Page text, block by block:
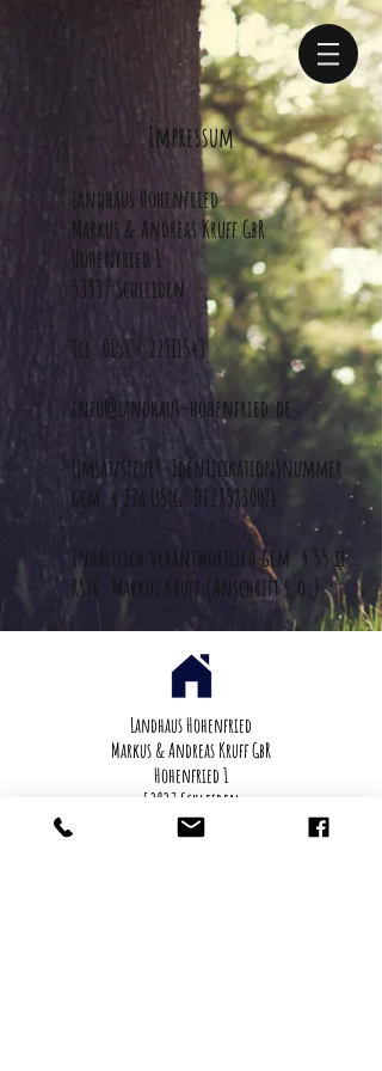
Impressum
Landhaus Hohenfried
Markus & Andreas Kruff GbR
Hohenfried 1
53937 Schleiden
Tel: 0151 / 22111543
info@landhaus-hohenfried.de
Umsatzsteuer-Identifikationsnummer
gem. § 27a UStG: DE285830074
Inhaltlich verantwortlich gem. § 55 ii
RStV: Markus Kruff (Anschrift s.o.)
Landhaus Hohenfried
Markus & Andreas Kruff GbR
Hohenfried 1
53937 Schleiden